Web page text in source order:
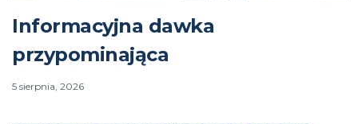
Informacyjna dawka
przypominająca
5 sierpnia, 2026